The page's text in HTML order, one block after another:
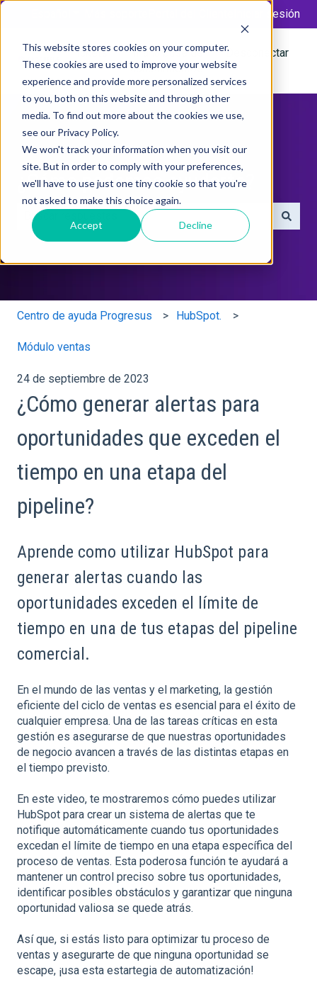
This website stores cookies on your computer.
These cookies are used to improve your website
experience and provide more personalized services
to you, both on this website and through other
media. To find out more about the cookies we use,
see our Privacy Policy.
We won't track your information when you visit our
site. But in order to comply with your preferences,
we'll have to use just one tiny cookie so that you're
not asked to make this choice again.
Accept Decline
Iniciar sesión
Tickets
Ir a la base de
conocimientos
Desconectar
¿Cómo podemos ayudarte?
No hay sugerencias porque el campo de búsqueda
Centro de ayuda Progresus HubSpot.
Módulo ventas
24 de septiembre de 2023
¿Cómo generar alertas para
oportunidades que exceden el
tiempo en una etapa del
pipeline?
Aprende como utilizar HubSpot para
generar alertas cuando las
oportunidades exceden el límite de
tiempo en una de tus etapas del pipeline
comercial.
En el mundo de las ventas y el marketing, la gestión
eficiente del ciclo de ventas es esencial para el éxito de
cualquier empresa. Una de las tareas críticas en esta
gestión es asegurarse de que nuestras oportunidades
de negocio avancen a través de las distintas etapas en
el tiempo previsto.
En este video, te mostraremos cómo puedes utilizar
HubSpot para crear un sistema de alertas que te
notifique automáticamente cuando tus oportunidades
excedan el límite de tiempo en una etapa específica del
proceso de ventas. Esta poderosa función te ayudará a
mantener un control preciso sobre tus oportunidades,
identificar posibles obstáculos y garantizar que ninguna
oportunidad valiosa se quede atrás.
Así que, si estás listo para optimizar tu proceso de
ventas y asegurarte de que ninguna oportunidad se
escape, ¡usa esta estartegia de automatización!